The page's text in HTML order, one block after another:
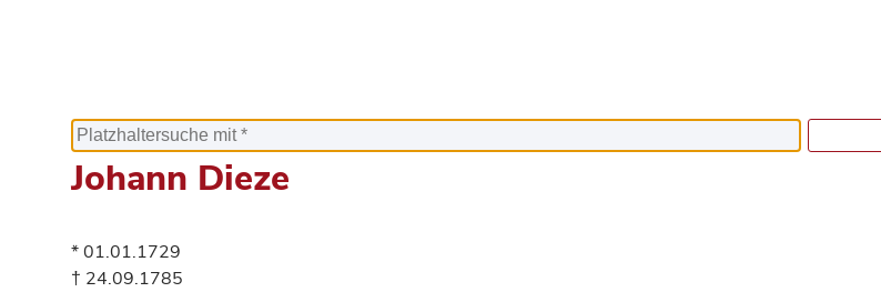
Johann Dieze
* 01.01.1729
† 24.09.1785